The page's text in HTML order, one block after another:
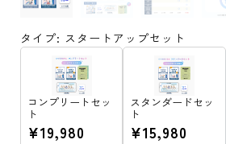
タイプ: スタートアップセット
コンプリートセッ
ト
¥19,980
スタンダードセッ
ト
¥15,980